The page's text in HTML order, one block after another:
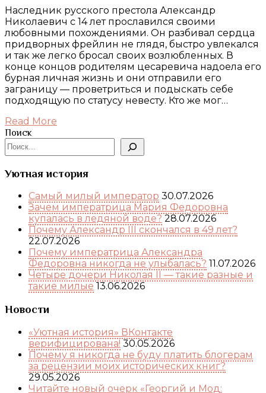
Наследник русского престола Александр
Николаевич с 14 лет прославился своими
любовными похождениями. Он разбивал сердца
придворных фрейлин не глядя, быстро увлекался
и так же легко бросал своих возлюбленных. В
конце концов родителям цесаревича надоела его
бурная личная жизнь и они отправили его
заграницу — проветриться и подыскать себе
подходящую по статусу невесту. Кто же мог…
Read More
Поиск
Уютная история
Самый милый император 30.07.2026
Зачем императрица Мария Федоровна
купалась в ледяной воде? 28.07.2026
Почему Александр III скончался в 49 лет?
22.07.2026
Почему императрица Александра
Федоровна никогда не улыбалась? 11.07.2026
Четыре дочери Николая II — такие разные и
такие милые 13.06.2026
Новости
«Уютная история» ВКонтакте
верифицирована! 30.05.2026
Почему я никогда не буду платить блогерам
за рецензии моих исторических книг?
29.05.2026
Читайте новый очерк «Георгий и Мод: